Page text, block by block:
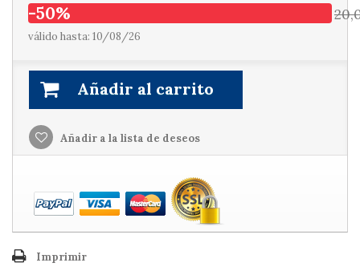
-50%
válido hasta: 10/08/26
Añadir al carrito
Añadir a la lista de deseos
Imprimir